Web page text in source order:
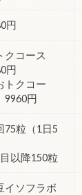
円
クコース
円
トクコー
円
75粒（1日5
以降150粒
イソフラボ